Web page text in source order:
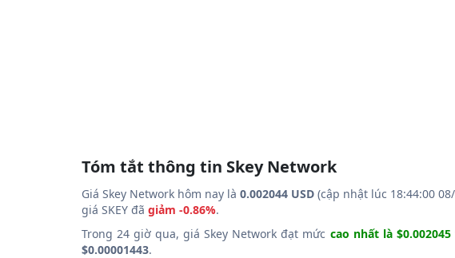
Tóm tắt thông tin Skey Network
Giá Skey Network hôm nay là 0.002044 USD (cập nhật lúc 18:44:00
giá SKEY đã giảm -0.86%.
Trong 24 giờ qua, giá Skey Network đạt mức cao nhất là $0.002045
$0.00001443.